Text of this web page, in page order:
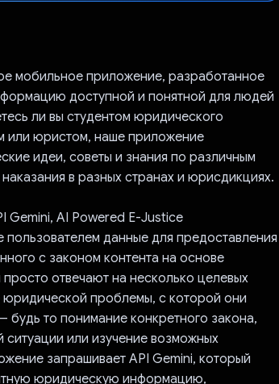
мобильное приложение, разработанное
доступной и понятной для людей
ли вы студентом юридического
или юристом, наше приложение
идеи, советы и знания по различным
в разных странах и юрисдикциях.
Gemini, AI Powered E-Justice
данные для предоставления
с законом контента на основе
отвечают на несколько целевых
проблемы, с которой они
будь то понимание конкретного закона,
или изучение возможных
запрашивает API Gemini, который
юридическую информацию,